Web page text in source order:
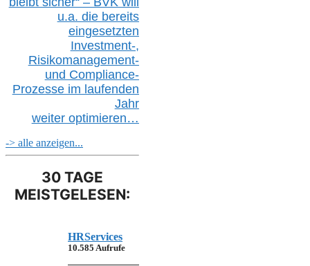
u.a. die bereits
eingesetzten
Investment-,
Risikomanagement-
und Compliance-
Prozesse im laufenden
Jahr
weiter optimieren…
-> alle anzeigen...
30 TAGE
MEISTGELESEN:
HRServices
10.585 Aufrufe